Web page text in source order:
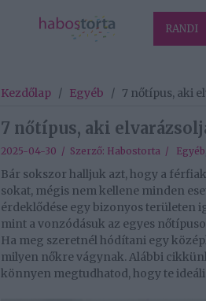
RANDI
Kezdőlap / Egyéb / 7 nőtípus, aki
7 nőtípus, aki
2025-04-30 / Szerző: Habostorta / Egyéb
Bár sokszor halljuk azt, hogy a
sokat, mégis nem kellene minden
érdeklődése egy bizonyos területen
mint a vonzódásuk az egyes
Ha meg szeretnél hódítani egy
milyen nőkre vágynak. Alábbi
könnyen megtudhatod, hogy te